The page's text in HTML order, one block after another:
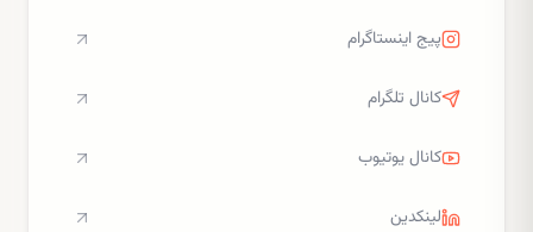
پیج اینستاگرام
کانال تلگرام
کانال یوتیوب
لینکدین